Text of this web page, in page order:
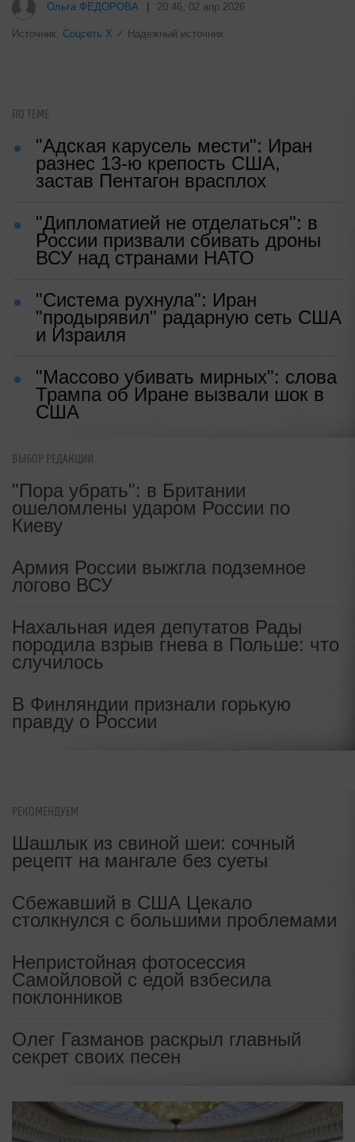
Ольга ФЕДОРОВА 20:46, 02 апр 2026
Источник: Соцсеть Х ✓ Надежный источник
ПО ТЕМЕ
"Адская карусель мести": Иран
разнес 13-ю крепость США,
застав Пентагон врасплох
"Дипломатией не отделаться": в
России призвали сбивать дроны
ВСУ над странами НАТО
"Система рухнула": Иран
"продырявил" радарную сеть США
и Израиля
"Массово убивать мирных": слова
Трампа об Иране вызвали шок в
США
ВЫБОР РЕДАКЦИИ
"Пора убрать": в Британии
ошеломлены ударом России по
Киеву
Армия России выжгла подземное
логово ВСУ
Нахальная идея депутатов Рады
породила взрыв гнева в Польше: что
случилось
В Финляндии признали горькую
правду о России
РЕКОМЕНДУЕМ
Шашлык из свиной шеи: сочный
рецепт на мангале без суеты
Сбежавший в США Цекало
столкнулся с большими проблемами
Непристойная фотосессия
Самойловой с едой взбесила
поклонников
Олег Газманов раскрыл главный
секрет своих песен